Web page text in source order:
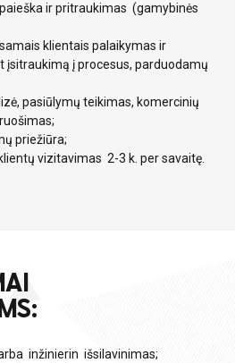
ir pritraukimas (gamybinės
klientais palaikymas ir
įsitraukimą į procesus, parduodamų
pasiūlymų teikimas, komercinių
priežiūra;
vizitavimas 2-3 k. per savaitę.
inžinierin išsilavinimas;